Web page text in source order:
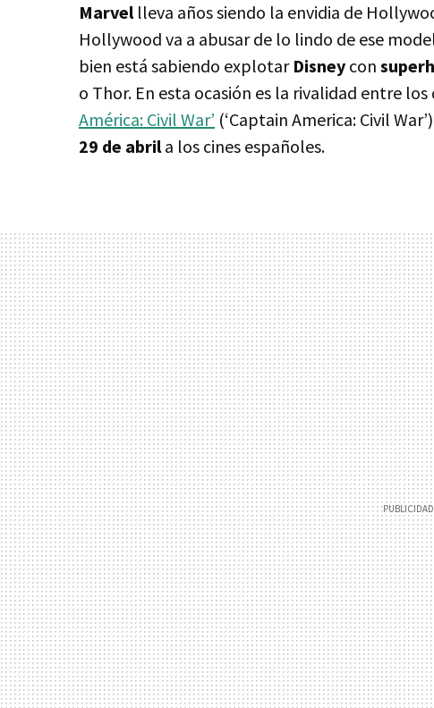
Marvellleva años siendo la envidia de
Hollywood va a abusar de lo lindo de ese
bien está sabiendo explotar Disney con
o Thor. En esta ocasión es la rivalidad entre
América: Civil War’ (‘Captain America: Civil
29 de abrila los cines españoles.